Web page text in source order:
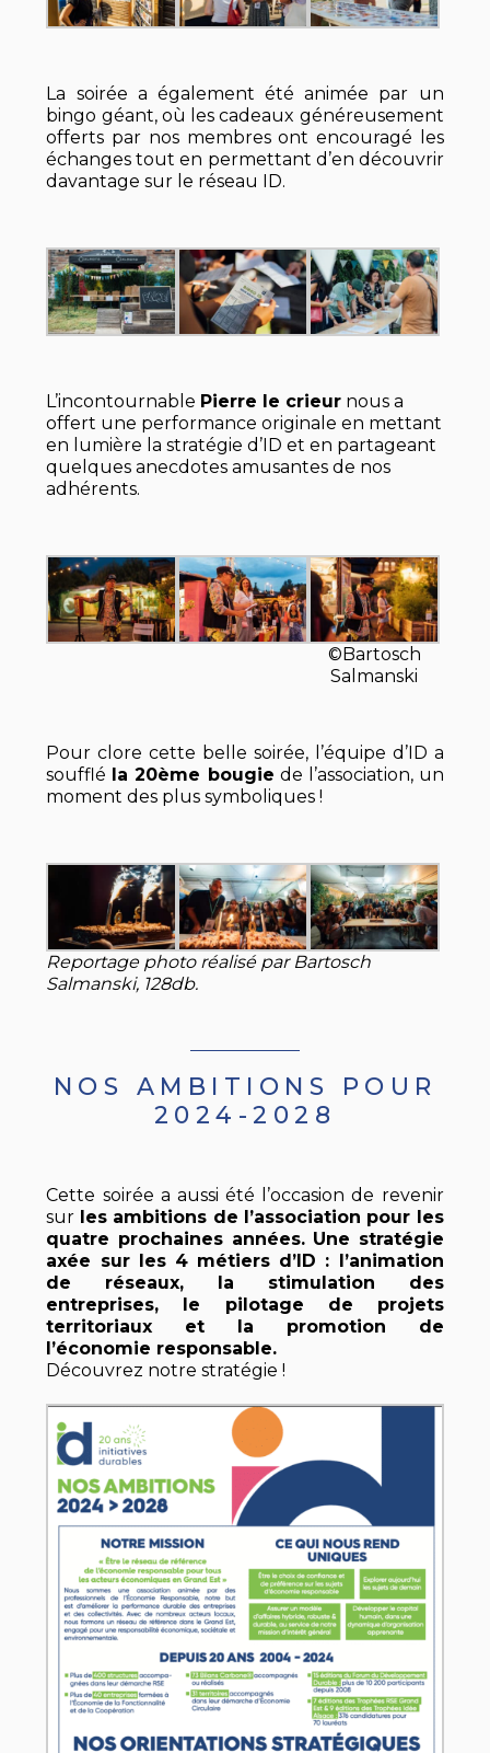
La soirée a également été animée par un
bingo géant, où les cadeaux généreusement
offerts par nos membres ont encouragé les
échanges tout en permettant d’en découvrir
davantage sur le réseau ID.
L’incontournable Pierre le crieur nous a
offert une performance originale en mettant
en lumière la stratégie d’ID et en partageant
quelques anecdotes amusantes de nos
adhérents.
©Bartosch
Salmanski
Pour clore cette belle soirée, l’équipe d’ID a
soufflé la 20ème bougie de l’association, un
moment des plus symboliques !
Reportage photo réalisé par Bartosch
Salmanski, 128db.
NOS AMBITIONS POUR
2024-2028
Cette soirée a aussi été l’occasion de revenir
sur les ambitions de l’association pour les
quatre prochaines années. Une stratégie
axée sur les 4 métiers d’ID : l’animation
de réseaux, la stimulation des
entreprises, le pilotage de projets
territoriaux et la promotion de
l’économie responsable.
Découvrez notre stratégie !